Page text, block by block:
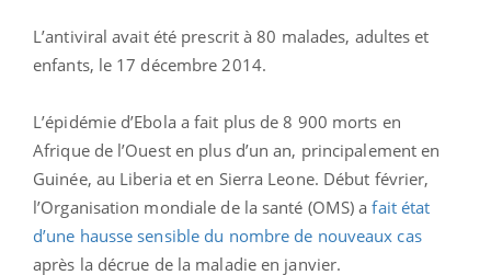
L’antiviral avait été prescrit à 80 malades, adultes et
enfants, le 17 décembre 2014.
L’épidémie d’Ebola a fait plus de 8 900 morts en
Afrique de l’Ouest en plus d’un an, principalement en
Guinée, au Liberia et en Sierra Leone. Début février,
l’Organisation mondiale de la santé (OMS) afait état
d’une hausse sensible du nombre de nouveaux cas
après la décrue de la maladie en janvier.